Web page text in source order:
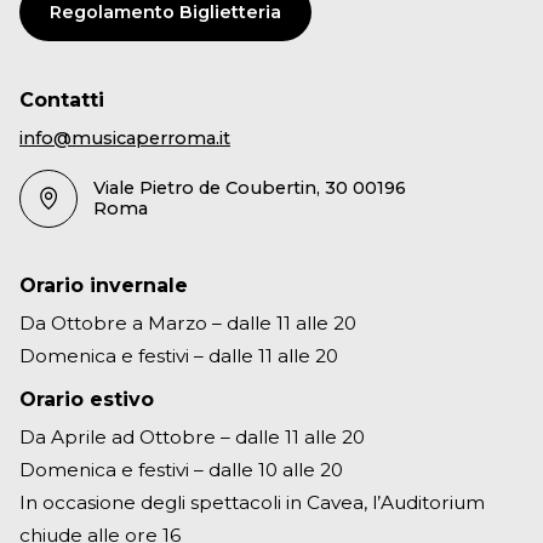
trasformazione è la sussunzione della scienza
potenza manipolativa conseguita dalla scienza – o
produttive delle società industriali una capacità
senza precedenti di alterazione del mondo vivente.
incorporata nella macchina della produzione,
diventando parte della storia delle società umane.
Oggi, la possibilità futura di salvare la vita sulla Terra
è affidata all’unificazione delle scienze. Tutti i
degli equilibri complessi e delicati del vivente. Una
nuova scienza della natura dovrà ispirare la condotta
degli individui, delle imprese, degli Stati. Si
Regolamento Biglietteria
Contatti
info@musicaperroma.it
Viale Pietro de Coubertin, 30 00196
Roma
Orario invernale
Da Ottobre a Marzo – dalle 11 alle 20
Domenica e festivi – dalle 11 alle 20
Orario estivo
Da Aprile ad Ottobre – dalle 11 alle 20
Domenica e festivi – dalle 10 alle 20
In occasione degli spettacoli in Cavea, l’Auditorium
chiude alle ore 16